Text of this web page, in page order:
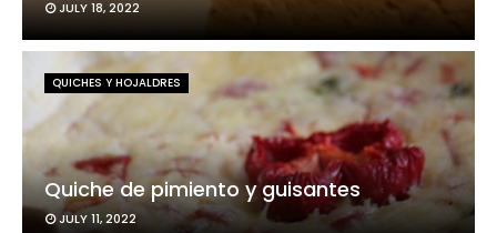
JULY 18, 2022
QUICHES Y HOJALDRES
Quiche de pimiento y guisantes
JULY 11, 2022